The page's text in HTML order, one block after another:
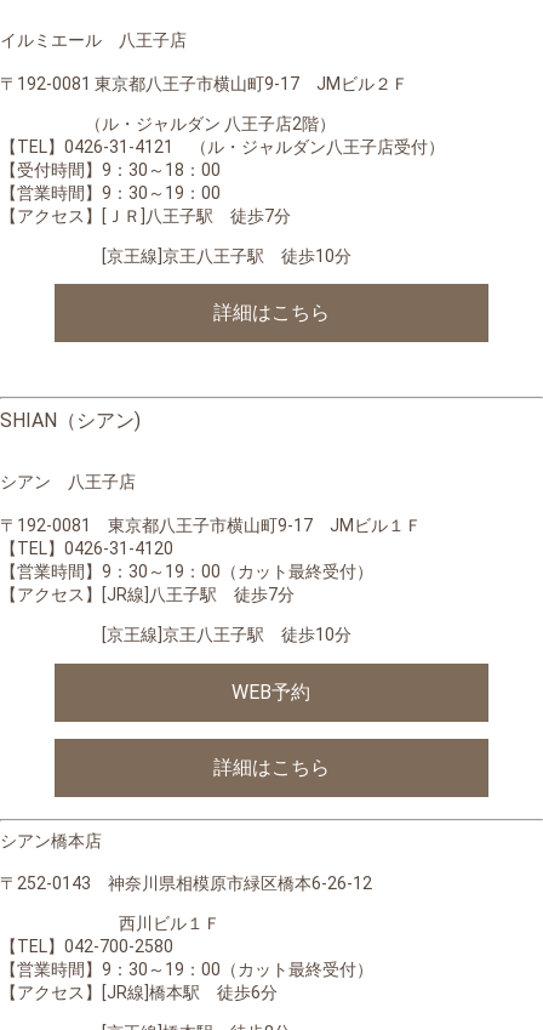
イルミエール 八王子店
〒192-0081 東京都八王子市横山町9-17 JMビル２Ｆ
（ル・ジャルダン 八王子店2階）
【TEL】0426-31-4121 （ル・ジャルダン八王子店受付）
【受付時間】9：30～18：00
【営業時間】9：30～19：00
【アクセス】[ＪＲ]八王子駅 徒歩7分
[京王線]京王八王子駅 徒歩10分
詳細はこちら
SHIAN（シアン)
シアン 八王子店
〒192-0081 東京都八王子市横山町9-17 JMビル１Ｆ
【TEL】0426-31-4120
【営業時間】9：30～19：00（カット最終受付）
【アクセス】[JR線]八王子駅 徒歩7分
[京王線]京王八王子駅 徒歩10分
WEB予約
詳細はこちら
シアン橋本店
〒252-0143 神奈川県相模原市緑区橋本6-26-12
西川ビル１Ｆ
【TEL】042-700-2580
【営業時間】9：30～19：00（カット最終受付）
【アクセス】[JR線]橋本駅 徒歩6分